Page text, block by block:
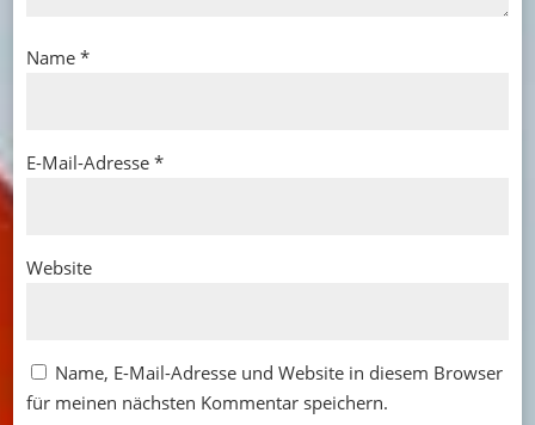
Name *
E-Mail-Adresse *
Website
Name, E-Mail-Adresse und Website in diesem Browser
für meinen nächsten Kommentar speichern.